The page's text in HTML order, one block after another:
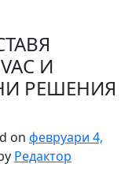
И
РЕШЕНИЯ
on февруари 4,
Редактор